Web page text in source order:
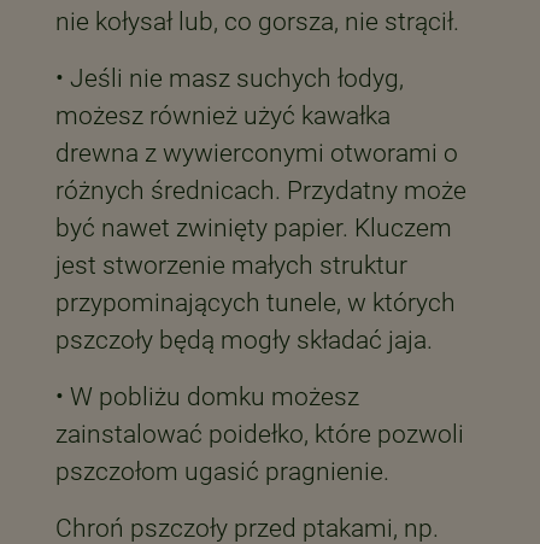
nie kołysał lub, co gorsza, nie strącił.
• Jeśli nie masz suchych łodyg,
możesz również użyć kawałka
drewna z wywierconymi otworami o
różnych średnicach. Przydatny może
być nawet zwinięty papier. Kluczem
jest stworzenie małych struktur
przypominających tunele, w których
pszczoły będą mogły składać jaja.
• W pobliżu domku możesz
zainstalować poidełko, które pozwoli
pszczołom ugasić pragnienie.
Chroń pszczoły przed ptakami, np.